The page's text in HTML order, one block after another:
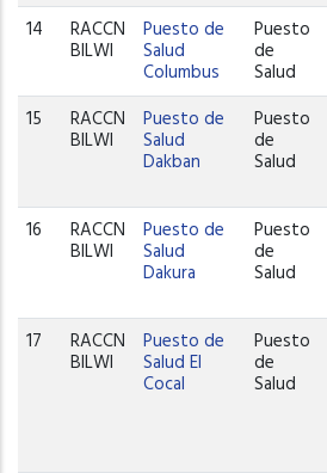
14 RACCN
BILWI
Puesto de
Salud
Columbus
Puesto
de
Salud
15 RACCN
BILWI
Puesto de
Salud
Dakban
Puesto
de
Salud
16 RACCN
BILWI
Puesto de
Salud
Dakura
Puesto
de
Salud
17 RACCN
BILWI
Puesto de
Salud El
Cocal
Puesto
de
Salud